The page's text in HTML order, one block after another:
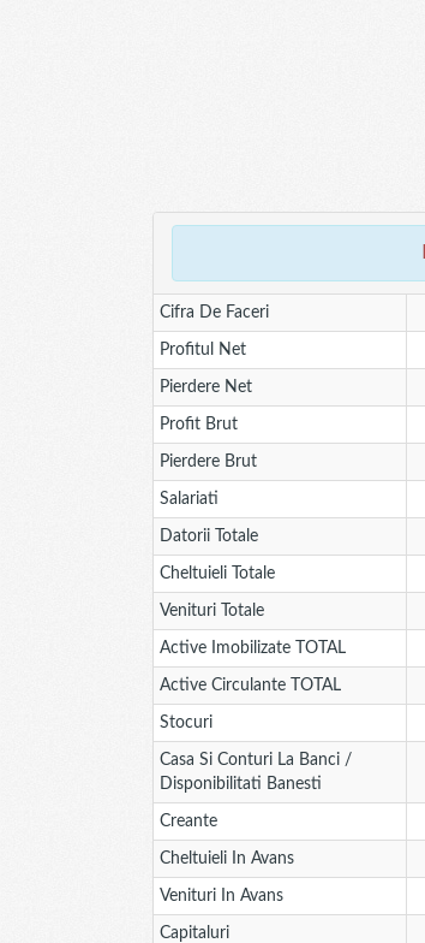
Cifra De Faceri
Profitul Net
Pierdere Net
Profit Brut
Pierdere Brut
Salariati
Datorii Totale
Cheltuieli Totale
Venituri Totale
Active Imobilizate TOTAL
Active Circulante TOTAL
Stocuri
Casa Si Conturi La Banci /
Disponibilitati Banesti
Creante
Cheltuieli In Avans
Venituri In Avans
Capitaluri